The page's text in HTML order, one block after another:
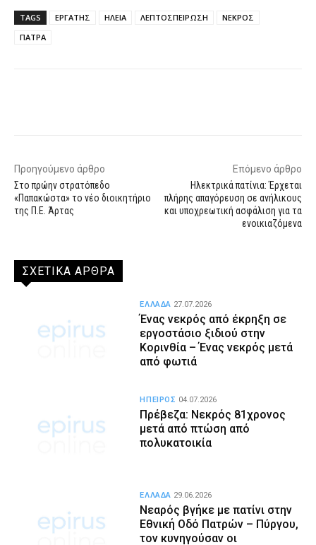
TAGS ΕΡΓΑΤΗΣ ΗΛΕΙΑ ΛΕΠΤΟΣΠΕΙΡΩΣΗ
ΝΕΚΡΟΣ
ΠΑΤΡΑ
Προηγούμενο άρθρο
Στο πρώην στρατόπεδο
«Παπακώστα» το νέο διοικητήριο
της Π.Ε. Άρτας
Επόμενο άρθρο
Ηλεκτρικά πατίνια: Έρχεται
πλήρης απαγόρευση σε ανήλικους
και υποχρεωτική ασφάλιση για τα
ενοικιαζόμενα
ΣΧΕΤΙΚΑ ΑΡΘΡΑ
Ένας νεκρός από έκρηξη σε
εργοστάσιο ξιδιού στην
Κορινθία – Ένας νεκρός μετά
από φωτιά
ΕΛΛΑΔΑ 27.07.2026
Πρέβεζα: Νεκρός 81χρονος
μετά από πτώση από
πολυκατοικία
ΗΠΕΙΡΟΣ 04.07.2026
Νεαρός βγήκε με πατίνι στην
Εθνική Οδό Πατρών – Πύργου,
τον κυνηγούσαν οι
ΕΛΛΑΔΑ 29.06.2026